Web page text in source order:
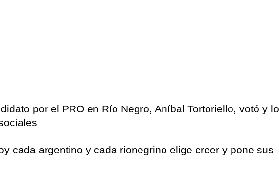
por el PRO en Río Negro, Aníbal Tortoriello, votó y lo
cada argentino y cada rionegrino elige creer y pone sus